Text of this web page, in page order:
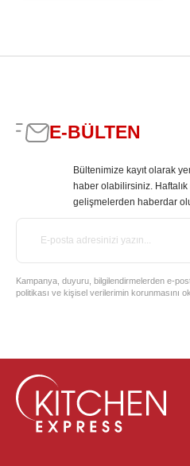
E-BÜLTEN
Bültenimize kayıt olarak
haber olabilirsiniz.
gelişmelerden haberdar
Kampanya, duyuru, bilgilendirmelerden e-
politikası ve kişisel verilerimin korunmasını